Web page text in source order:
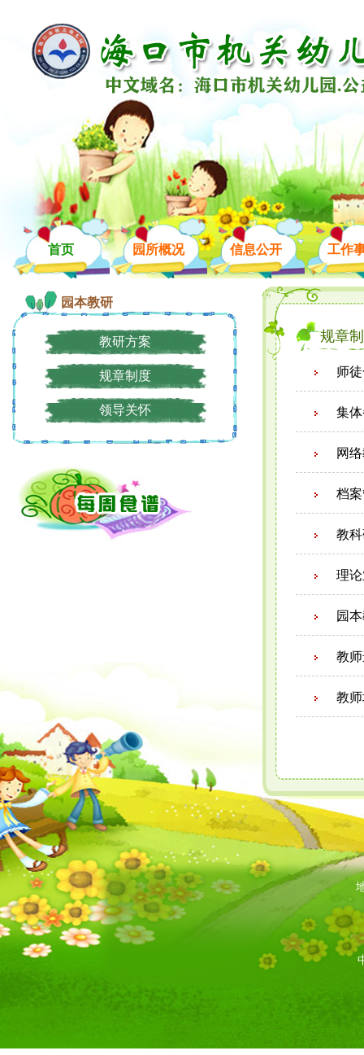
首页 园所概况 信息公开 工作
园本教研
教研方案
规章制度
领导关怀
规章
师
集
网
档
教
理
园
教
教